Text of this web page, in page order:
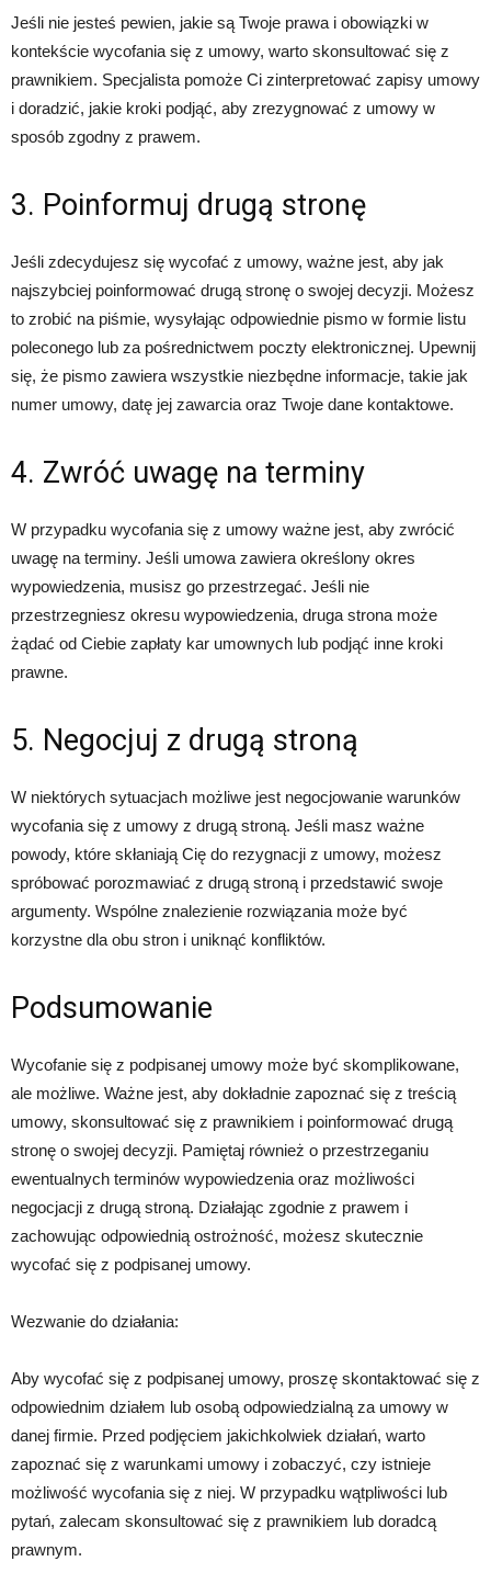
Jeśli nie jesteś pewien, jakie są Twoje prawa i obowiązki w
kontekście wycofania się z umowy, warto skonsultować się z
prawnikiem. Specjalista pomoże Ci zinterpretować zapisy umowy
i doradzić, jakie kroki podjąć, aby zrezygnować z umowy w
sposób zgodny z prawem.
3. Poinformuj drugą stronę
Jeśli zdecydujesz się wycofać z umowy, ważne jest, aby jak
najszybciej poinformować drugą stronę o swojej decyzji. Możesz
to zrobić na piśmie, wysyłając odpowiednie pismo w formie listu
poleconego lub za pośrednictwem poczty elektronicznej. Upewnij
się, że pismo zawiera wszystkie niezbędne informacje, takie jak
numer umowy, datę jej zawarcia oraz Twoje dane kontaktowe.
4. Zwróć uwagę na terminy
W przypadku wycofania się z umowy ważne jest, aby zwrócić
uwagę na terminy. Jeśli umowa zawiera określony okres
wypowiedzenia, musisz go przestrzegać. Jeśli nie
przestrzegniesz okresu wypowiedzenia, druga strona może
żądać od Ciebie zapłaty kar umownych lub podjąć inne kroki
prawne.
5. Negocjuj z drugą stroną
W niektórych sytuacjach możliwe jest negocjowanie warunków
wycofania się z umowy z drugą stroną. Jeśli masz ważne
powody, które skłaniają Cię do rezygnacji z umowy, możesz
spróbować porozmawiać z drugą stroną i przedstawić swoje
argumenty. Wspólne znalezienie rozwiązania może być
korzystne dla obu stron i uniknąć konfliktów.
Podsumowanie
Wycofanie się z podpisanej umowy może być skomplikowane,
ale możliwe. Ważne jest, aby dokładnie zapoznać się z treścią
umowy, skonsultować się z prawnikiem i poinformować drugą
stronę o swojej decyzji. Pamiętaj również o przestrzeganiu
ewentualnych terminów wypowiedzenia oraz możliwości
negocjacji z drugą stroną. Działając zgodnie z prawem i
zachowując odpowiednią ostrożność, możesz skutecznie
wycofać się z podpisanej umowy.
Wezwanie do działania:
Aby wycofać się z podpisanej umowy, proszę skontaktować się z
odpowiednim działem lub osobą odpowiedzialną za umowy w
danej firmie. Przed podjęciem jakichkolwiek działań, warto
zapoznać się z warunkami umowy i zobaczyć, czy istnieje
możliwość wycofania się z niej. W przypadku wątpliwości lub
pytań, zalecam skonsultować się z prawnikiem lub doradcą
prawnym.